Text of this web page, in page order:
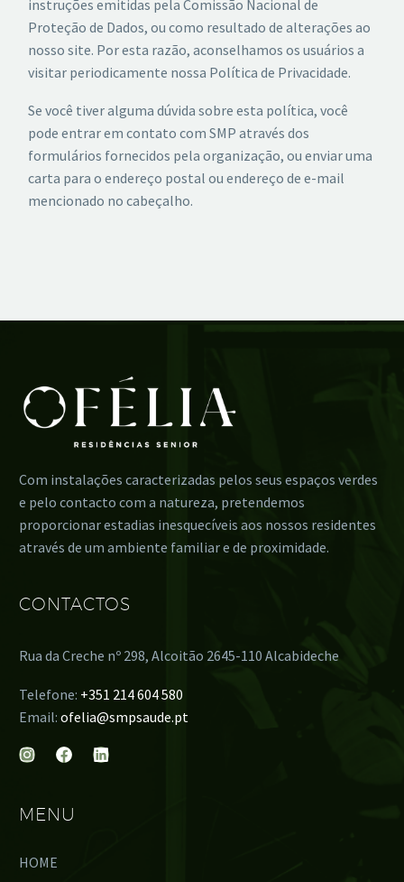
instruções emitidas pela Comissão Nacional de
Proteção de Dados, ou como resultado de alterações ao
nosso site. Por esta razão, aconselhamos os usuários a
visitar periodicamente nossa Política de Privacidade.
Se você tiver alguma dúvida sobre esta política, você
pode entrar em contato com SMP através dos
formulários fornecidos pela organização, ou enviar uma
carta para o endereço postal ou endereço de e-mail
mencionado no cabeçalho.
Com instalações caracterizadas pelos seus espaços verdes
e pelo contacto com a natureza, pretendemos
proporcionar estadias inesquecíveis aos nossos residentes
através de um ambiente familiar e de proximidade.
CONTACTOS
Rua da Creche nº 298, Alcoitão 2645-110 Alcabideche
Telefone: +351 214 604 580
Email: ofelia@smpsaude.pt
MENU
HOME